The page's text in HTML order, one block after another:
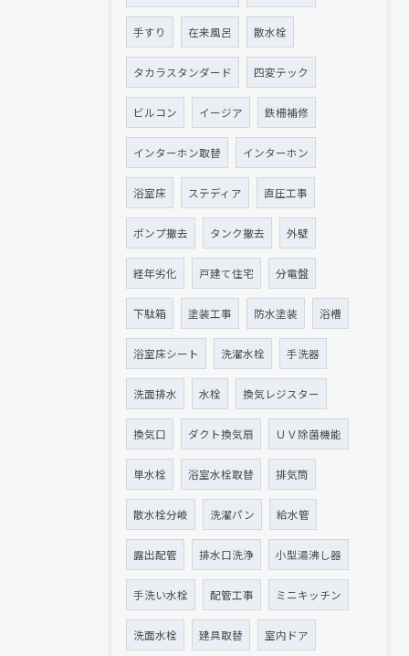
手すり 在来風呂 散水栓
タカラスタンダード 四変テック
ビルコン イージア 鉄柵補修
インターホン取替 インターホン
浴室床 ステディア 直圧工事
ポンプ撤去 タンク撤去 外壁
経年劣化 戸建て住宅 分電盤
下駄箱 塗装工事 防水塗装 浴槽
浴室床シート 洗濯水栓 手洗器
洗面排水 水栓 換気レジスター
換気口 ダクト換気扇 ＵＶ除菌機能
単水栓 浴室水栓取替 排気筒
散水栓分岐 洗濯パン 給水管
露出配管 排水口洗浄 小型湯沸し器
手洗い水栓 配管工事 ミニキッチン
洗面水栓 建具取替 室内ドア